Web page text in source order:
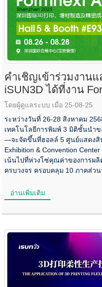
คำเชิญเข้าร่วมงาน
iSUN3D ได้ที่งาน
โดยผู้ดูแลระบบ เมื่อ 25-08-25
ระหว่างวันที่ 26-28 สิงหาคม
เทคโนโลยีการพิมพ์ 3 มิติชั้นนำข
—จะจัดขึ้นที่ฮอลล์ 5 ศูนย์แสดงสิ
Exhibition & Convention
เน้นไปที่ห่วงโซ่คุณค่าของการผลิ
ครบวงจร ครอบคลุม 10 ภาคส่วน
อ่านเพิ่มเติม